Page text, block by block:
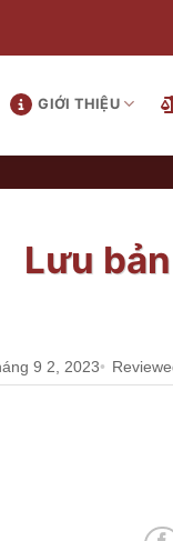
GIỚI THIỆU
Lưu
9 2, 2023